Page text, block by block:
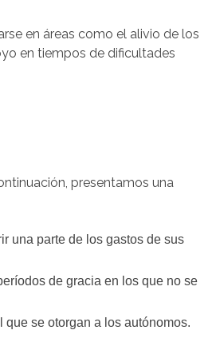
en áreas como el alivio de los
en tiempos de dificultades
presentamos una
una parte de los gastos de sus
de gracia en los que no se
se otorgan a los autónomos.